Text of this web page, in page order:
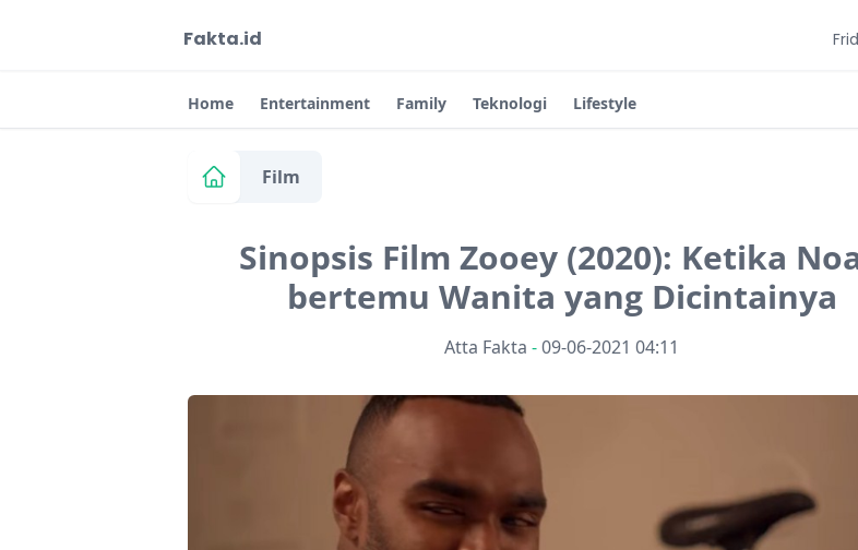
Fakta.id
Home Entertainment Family Teknologi Lifestyle
Film
Sinopsis Film Zooey (2020): Ketika
bertemu Wanita yang Dicintainya
Atta Fakta -09-06-2021 04:11